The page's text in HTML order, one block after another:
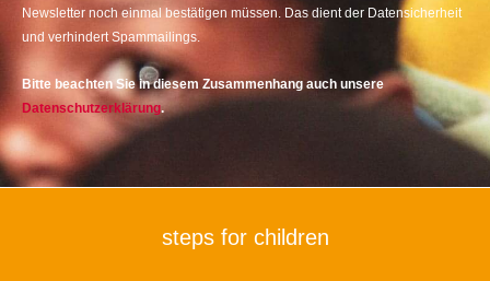
Newsletter noch einmal bestätigen müssen. Das dient der Datensicherheit
und verhindert Spammailings.
Bitte beachten Sie in diesem Zusammenhang auch unsere
Datenschutzerklärung.
steps for children